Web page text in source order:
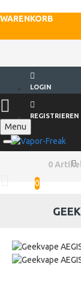
WARENKORB
LOGIN
REGISTRIEREN
Menu
0
0